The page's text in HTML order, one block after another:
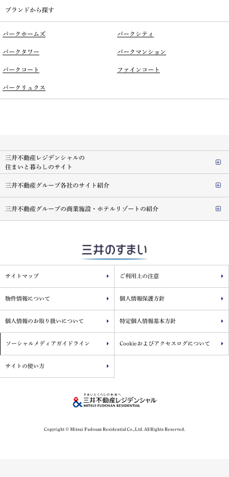
ブランドから探す
パークホームズ パークシティ
パークタワー パークマンション
パークコート ファインコート
パークリュクス
三井不動産レジデンシャルの
住まいと暮らしのサイト
三井不動産グループ各社のサイト紹介
三井不動産グループの商業施設・ホテルリゾートの紹介
サイトマップ ご利用上の注意
物件情報について 個人情報保護方針
個人情報のお取り扱いについて 特定個人情報基本方針
ソーシャルメディアガイドライン Cookieおよびアクセスログについて
サイトの使い方
Copyright © Mitsui Fudosan Residential Co.,Ltd. All Rights Reserved.